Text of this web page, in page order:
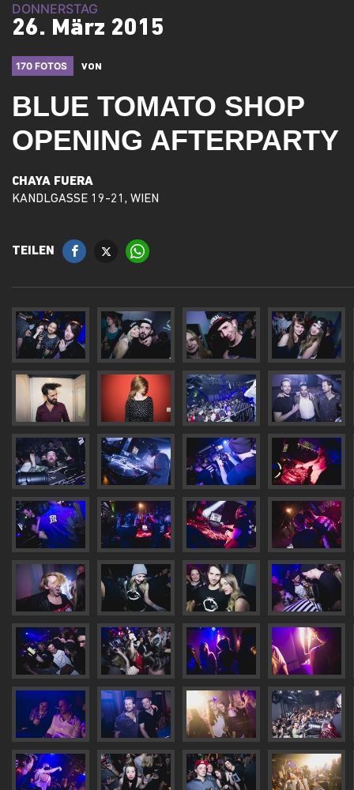
DONNERSTAG
26. März 2015
170 FOTOS VON
BLUE TOMATO SHOP
OPENING AFTERPARTY
CHAYA FUERA
KANDLGASSE 19-21, WIEN
TEILEN